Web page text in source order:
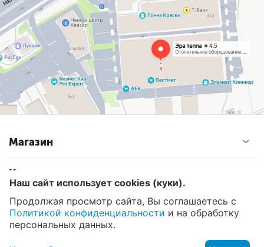
Магазин
Контакты
© 2008 - 2026 Эра Тепла. Интернет магазин отопительных
систем и водоснабжения в Москве
Наш сайт использует cookies (куки).
Продолжая просмотр сайта, Вы соглашаетесь с
Политикой конфиденциальности и на обработку
персональных данных.